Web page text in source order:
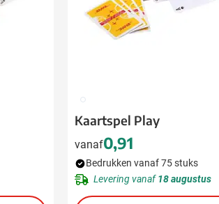
009
Kaartspel Play
vanaf0,91
Bedrukken vanaf 75 stuks
Levering vanaf18 augustus